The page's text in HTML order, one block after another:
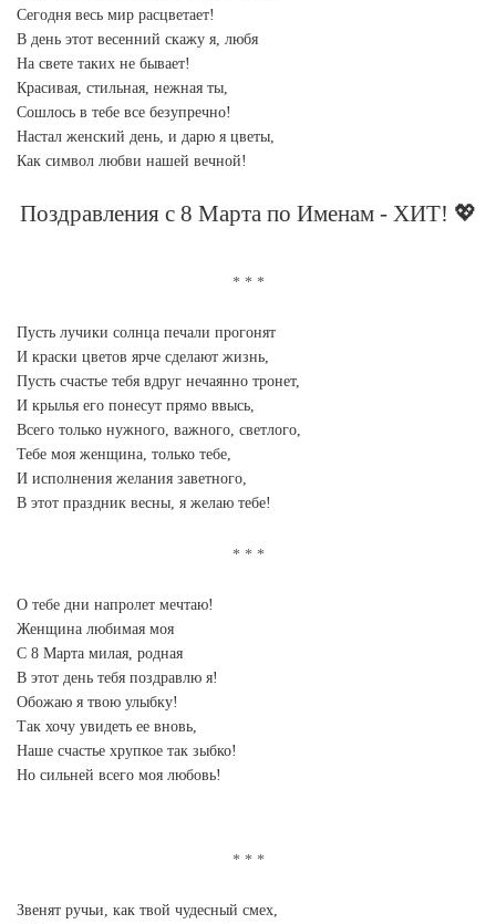
Сегодня весь мир расцветает!
В день этот весенний скажу я, любя
На свете таких не бывает!
Красивая, стильная, нежная ты,
Сошлось в тебе все безупречно!
Настал женский день, и дарю я цветы,
Как символ любви нашей вечной!
Поздравления с 8 Марта по Именам - ХИТ! 💖
Пусть лучики солнца печали прогонят
И краски цветов ярче сделают жизнь,
Пусть счастье тебя вдруг нечаянно тронет,
И крылья его понесут прямо ввысь,
Всего только нужного, важного, светлого,
Тебе моя женщина, только тебе,
И исполнения желания заветного,
В этот праздник весны, я желаю тебе!
О тебе дни напролет мечтаю!
Женщина любимая моя
С 8 Марта милая, родная
В этот день тебя поздравлю я!
Обожаю я твою улыбку!
Так хочу увидеть ее вновь,
Наше счастье хрупкое так зыбко!
Но сильней всего моя любовь!
Звенят ручьи, как твой чудесный смех,